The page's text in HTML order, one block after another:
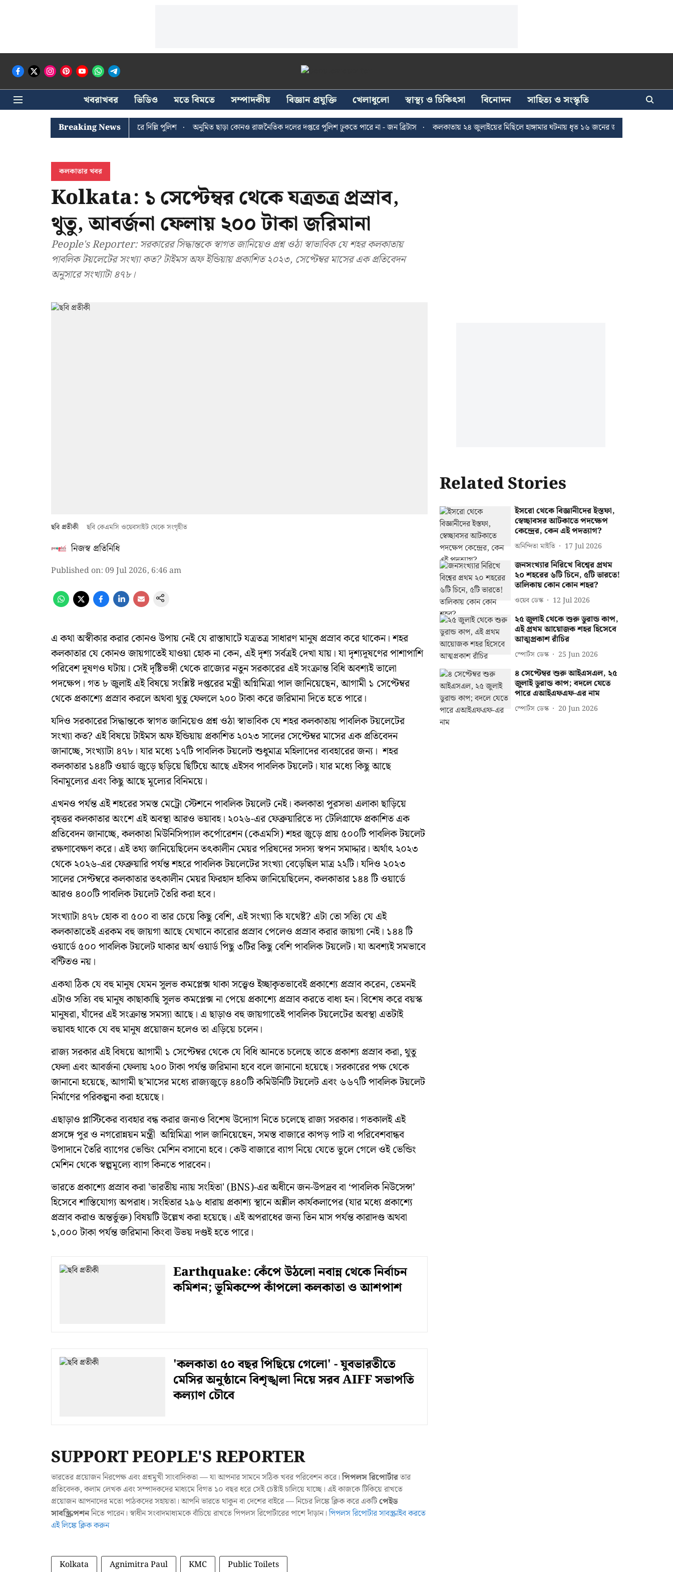
খবরাখবর ভিডিও মতে বিমতে সম্পাদকীয় বিজ্ঞান প্রযুক্তি খেলাধুলো স্বাস্থ্য ও চিকিৎসা বিনোদন সাহিত্য ও সংস্কৃতি
Breaking News
ঐশী ঘোষের খোঁজে সিপিআইএম সদর দপ্তরে দিল্লি পুলিশ অনুমিত ছাড়া কোনও রাজনৈতিক দলের দপ্তরে পুলিশ ঢুকতে পারে না - জন ব্রিটাস কলকাতায় ২৪ জুলাইয়ের মিছিলে হাঙ্গামার ঘটনায় ধৃত ১৬ জনের জামিন
কলকাতার খবর
Kolkata: ১ সেপ্টেম্বর থেকে যত্রতত্র প্রস্রাব,
থুতু, আবর্জনা ফেলায় ২০০ টাকা জরিমানা
People's Reporter: সরকারের সিদ্ধান্তকে স্বাগত জানিয়েও প্রশ্ন ওঠা স্বাভাবিক যে শহর কলকাতায়
পাবলিক টয়লেটের সংখ্যা কত? টাইমস অফ ইন্ডিয়ায় প্রকাশিত ২০২৩, সেপ্টেম্বর মাসের এক প্রতিবেদন
অনুসারে সংখ্যাটা ৪৭৮।
ছবি প্রতীকী ছবি কেএমসি ওয়েবসাইট থেকে সংগৃহীত
নিজস্ব প্রতিনিধি
Published on: 09 Jul 2026, 6:46 am
এ কথা অস্বীকার করার কোনও উপায় নেই যে রাস্তাঘাটে যত্রতত্র সাধারণ মানুষ প্রস্রাব করে থাকেন। শহর
কলকাতার যে কোনও জায়গাতেই যাওয়া হোক না কেন, এই দৃশ্য সর্বত্রই দেখা যায়। যা দৃশ্যদূষণের পাশাপাশি
পরিবেশ দূষণও ঘটায়। সেই দৃষ্টিভঙ্গী থেকে রাজ্যের নতুন সরকারের এই সংক্রান্ত বিধি অবশ্যই ভালো
পদক্ষেপ। গত ৮ জুলাই এই বিষয়ে সংশ্লিষ্ট দপ্তরের মন্ত্রী অগ্নিমিত্রা পাল জানিয়েছেন, আগামী ১ সেপ্টেম্বর
থেকে প্রকাশ্যে প্রস্রাব করলে অথবা থুতু ফেললে ২০০ টাকা করে জরিমানা দিতে হতে পারে।
যদিও সরকারের সিদ্ধান্তকে স্বাগত জানিয়েও প্রশ্ন ওঠা স্বাভাবিক যে শহর কলকাতায় পাবলিক টয়লেটের
সংখ্যা কত? এই বিষয়ে টাইমস অফ ইন্ডিয়ায় প্রকাশিত ২০২৩ সালের সেপ্টেম্বর মাসের এক প্রতিবেদন
জানাচ্ছে, সংখ্যাটা ৪৭৮। যার মধ্যে ১৭টি পাবলিক টয়লেট শুধুমাত্র মহিলাদের ব্যবহারের জন্য। শহর
কলকাতার ১৪৪টি ওয়ার্ড জুড়ে ছড়িয়ে ছিটিয়ে আছে এইসব পাবলিক টয়লেট। যার মধ্যে কিছু আছে
বিনামূল্যের এবং কিছু আছে মূল্যের বিনিময়ে।
এখনও পর্যন্ত এই শহরের সমস্ত মেট্রো স্টেশনে পাবলিক টয়লেট নেই। কলকাতা পুরসভা এলাকা ছাড়িয়ে
বৃহত্তর কলকাতার অংশে এই অবস্থা আরও ভয়াবহ। ২০২৬-এর ফেব্রুয়ারিতে দ্য টেলিগ্রাফে প্রকাশিত এক
প্রতিবেদন জানাচ্ছে, কলকাতা মিউনিসিপ্যাল ​​কর্পোরেশন (কেএমসি) শহর জুড়ে প্রায় ৫০০টি পাবলিক টয়লেট
রক্ষণাবেক্ষণ করে। এই তথ্য জানিয়েছিলেন তৎকালীন মেয়র পরিষদের সদস্য স্বপন সমাদ্দার। অর্থাৎ ২০২৩
থেকে ২০২৬-এর ফেব্রুয়ারি পর্যন্ত শহরে পাবলিক টয়লেটের সংখ্যা বেড়েছিল মাত্র ২২টি। যদিও ২০২৩
সালের সেপ্টম্বরে কলকাতার তৎকালীন মেয়র ফিরহাদ হাকিম জানিয়েছিলেন, কলকাতার ১৪৪ টি ওয়ার্ডে
আরও ৪০০টি পাবলিক টয়লেট তৈরি করা হবে।
সংখ্যাটা ৪৭৮ হোক বা ৫০০ বা তার চেয়ে কিছু বেশি, এই সংখ্যা কি যথেষ্ট? এটা তো সত্যি যে এই
কলকাতাতেই এরকম বহু জায়গা আছে যেখানে কারোর প্রস্রাব পেলেও প্রস্রাব করার জায়গা নেই। ১৪৪ টি
ওয়ার্ডে ৫০০ পাবলিক টয়লেট থাকার অর্থ ওয়ার্ড পিছু ৩টির কিছু বেশি পাবলিক টয়লেট। যা অবশ্যই সমভাবে
বন্টিতও নয়।
একথা ঠিক যে বহু মানুষ যেমন সুলভ কমপ্লেক্স থাকা সত্ত্বেও ইচ্ছাকৃতভাবেই প্রকাশ্যে প্রস্রাব করেন, তেমনই
এটাও সত্যি বহু মানুষ কাছাকাছি সুলভ কমপ্লেক্স না পেয়ে প্রকাশ্যে প্রস্রাব করতে বাধ্য হন। বিশেষ করে বয়স্ক
মানুষরা, যাঁদের এই সংক্রান্ত সমস্যা আছে। এ ছাড়াও বহু জায়গাতেই পাবলিক টয়লেটের অবস্থা এতটাই
ভয়াবহ থাকে যে বহু মানুষ প্রয়োজন হলেও তা এড়িয়ে চলেন।
রাজ্য সরকার এই বিষয়ে আগামী ১ সেপ্টেম্বর থেকে যে বিধি আনতে চলেছে তাতে প্রকাশ্য প্রস্রাব করা, থুতু
ফেলা এবং আবর্জনা ফেলায় ২০০ টাকা পর্যন্ত জরিমানা হবে বলে জানানো হয়েছে। সরকারের পক্ষ থেকে
জানানো হয়েছে, আগামী ছ’মাসের মধ্যে রাজ্যজুড়ে ৪৪০টি কমিউনিটি টয়লেট এবং ৬৬৭টি পাবলিক টয়লেট
নির্মাণের পরিকল্পনা করা হয়েছে।
এছাড়াও প্লাস্টিকের ব্যবহার বন্ধ করার জন্যও বিশেষ উদ্যোগ নিতে চলেছে রাজ্য সরকার। গতকালই এই
প্রসঙ্গে পুর ও নগরোন্নয়ন মন্ত্রী অগ্নিমিত্রা পাল জানিয়েছেন, সমস্ত বাজারে কাপড় পাট বা পরিবেশবান্ধব
উপাদানে তৈরি ব্যাগের ভেন্ডিং মেশিন বসানো হবে। কেউ বাজারে ব্যাগ নিয়ে যেতে ভুলে গেলে ওই ভেন্ডিং
মেশিন থেকে স্বল্পমূল্যে ব্যাগ কিনতে পারবেন।
ভারতে প্রকাশ্যে প্রস্রাব করা 'ভারতীয় ন্যায় সংহিতা' (BNS)-এর অধীনে জন-উপদ্রব বা ‘পাবলিক নিউসেন্স’
হিসেবে শাস্তিযোগ্য অপরাধ। সংহিতার ২৯৬ ধারায় প্রকাশ্য স্থানে অশ্লীল কার্যকলাপের (যার মধ্যে প্রকাশ্যে
প্রস্রাব করাও অন্তর্ভুক্ত) বিষয়টি উল্লেখ করা হয়েছে। এই অপরাধের জন্য তিন মাস পর্যন্ত কারাদণ্ড অথবা
১,০০০ টাকা পর্যন্ত জরিমানা কিংবা উভয় দণ্ডই হতে পারে।
Earthquake: কেঁপে উঠলো নবান্ন থেকে নির্বাচন
কমিশন; ভূমিকম্পে কাঁপলো কলকাতা ও আশপাশ
'কলকাতা ৫০ বছর পিছিয়ে গেলো' - যুবভারতীতে
মেসির অনুষ্ঠানে বিশৃঙ্খলা নিয়ে সরব AIFF সভাপতি
কল্যাণ চৌবে
SUPPORT PEOPLE'S REPORTER
ভারতের প্রয়োজন নিরপেক্ষ এবং প্রশ্নমুখী সাংবাদিকতা — যা আপনার সামনে সঠিক খবর পরিবেশন করে।পিপলস রিপোর্টারতার
প্রতিবেদক, কলাম লেখক এবং সম্পাদকদের মাধ্যমে বিগত ১০ বছর ধরে সেই চেষ্টাই চালিয়ে যাচ্ছে। এই কাজকে টিকিয়ে রাখতে
প্রয়োজন আপনাদের মতো পাঠকদের সহায়তা। আপনি ভারতে থাকুন বা দেশের বাইরে — নিচের লিঙ্কে ক্লিক করে একটিপেইড
সাবস্ক্রিপশননিতে পারেন। স্বাধীন সংবাদমাধ্যমকে বাঁচিয়ে রাখতে পিপলস রিপোর্টারের পাশে দাঁড়ান।পিপলস রিপোর্টার সাবস্ক্রাইব করতে
এই লিঙ্কে ক্লিক করুন
Kolkata Agnimitra Paul KMC Public Toilets
Related Stories
ইসরো থেকে বিজ্ঞানীদের ইস্তফা,
স্বেচ্ছাবসর আটকাতে পদক্ষেপ
কেন্দ্রের, কেন এই পদত্যাগ?
অনিন্দিতা মাইতি 17 Jul 2026
জনসংখ্যার নিরিখে বিশ্বের প্রথম
২০ শহরের ৬টি চিনে, ৫টি ভারতে!
তালিকায় কোন কোন শহর?
ওয়েব ডেস্ক 12 Jul 2026
২৫ জুলাই থেকে শুরু ডুরান্ড কাপ,
এই প্রথম আয়োজক শহর হিসেবে
আত্মপ্রকাশ রাঁচির
স্পোর্টস ডেস্ক 25 Jun 2026
৪ সেপ্টেম্বর শুরু আইএসএল, ২৫
জুলাই ডুরান্ড কাপ; বদলে যেতে
পারে এআইএফএফ-এর নাম
স্পোর্টস ডেস্ক 20 Jun 2026